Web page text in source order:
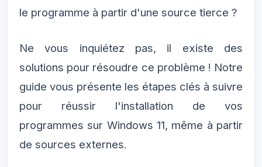
le programme à partir d'une source tierce ?
Ne vous inquiétez pas, il existe des
solutions pour résoudre ce problème ! Notre
guide vous présente les étapes clés à suivre
pour réussir l'installation de vos
programmes sur Windows 11, même à partir
de sources externes.